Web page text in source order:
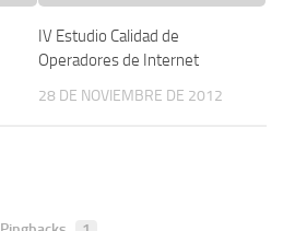
IV Estudio Calidad de
Operadores de Internet
28 DE NOVIEMBRE DE 2012